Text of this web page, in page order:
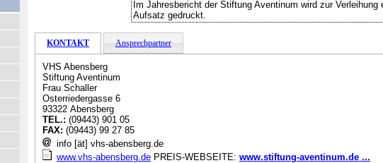
Im Jahresbericht der Stiftung Aventinum wird zur Verleihung
Aufsatz gedruckt.
KONTAKT Ansprechpartner
VHS Abensberg
Stiftung Aventinum
Frau Schaller
Osterriedergasse 6
93322 Abensberg
TEL.: (09443) 901 05
FAX: (09443) 99 27 85
info [ät] vhs-abensberg.de
www.vhs-abensberg.de PREIS-WEBSEITE: www.stiftung-aventinum.de ...